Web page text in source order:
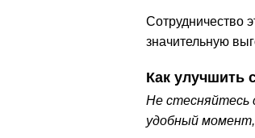
Сотрудничество
значительную
Как улучшить
Не стесняйтесь
удобный момент,